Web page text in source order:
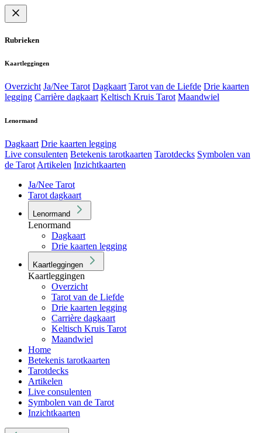
Rubrieken
Kaartleggingen
Overzicht Ja/Nee Tarot Dagkaart Tarot van de Liefde Drie kaarten
legging Carrière dagkaart Keltisch Kruis Tarot Maandwiel
Lenormand
Dagkaart Drie kaarten legging
Live consulenten Betekenis tarotkaarten Tarotdecks Symbolen van
de Tarot Artikelen Inzichtkaarten
Ja/Nee Tarot
Tarot dagkaart
Lenormand
Lenormand
Dagkaart
Drie kaarten legging
Kaartleggingen
Kaartleggingen
Overzicht
Tarot van de Liefde
Drie kaarten legging
Carrière dagkaart
Keltisch Kruis Tarot
Maandwiel
Home
Betekenis tarotkaarten
Tarotdecks
Artikelen
Live consulenten
Symbolen van de Tarot
Inzichtkaarten